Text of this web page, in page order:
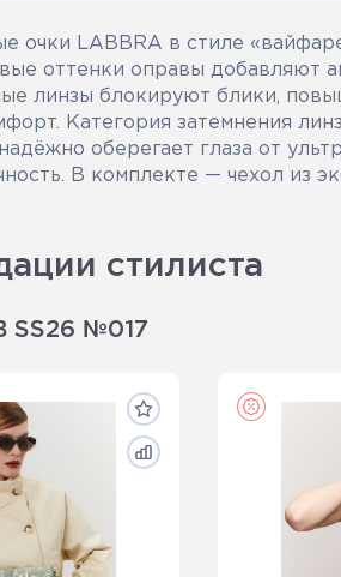
очки LABBRA в стиле
оттенки оправы добавляют
линзы блокируют блики,
Категория затемнения
оберегает глаза от
В комплекте — чехол из
стилиста
SS26 №017